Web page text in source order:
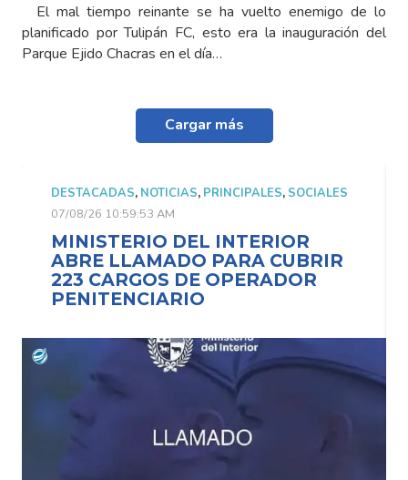
El mal tiempo reinante se ha vuelto enemigo de lo
planificado por Tulipán FC, esto era la inauguración del
Parque Ejido Chacras en el día…
Cargar más
DESTACADAS, NOTICIAS, PRINCIPALES, SOCIALES
07/08/26 10:59:53 AM
MINISTERIO DEL INTERIOR
ABRE LLAMADO PARA CUBRIR
223 CARGOS DE OPERADOR
PENITENCIARIO